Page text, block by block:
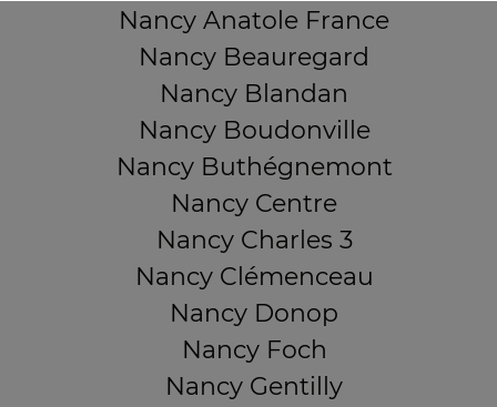
Nancy Anatole France
Nancy Beauregard
Nancy Blandan
Nancy Boudonville
Nancy Buthégnemont
Nancy Centre
Nancy Charles 3
Nancy Clémenceau
Nancy Donop
Nancy Foch
Nancy Gentilly